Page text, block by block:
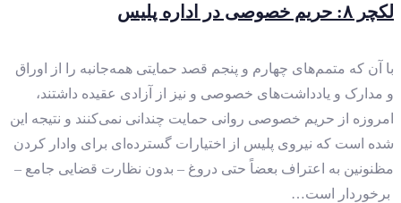
لکچر ۸: حریم خصوصی در اداره پلیس
با آن که متمم‌های چهارم و پنجم قصد حمایتی همه‌جانبه را از اوراق
و مدارک و یادداشت‌های خصوصی و نیز از آزادی عقیده داشتند،
امروزه از حریم خصوصی روانی حمایت چندانی نمی‌کنند و نتیجه این
شده است که نیروی پلیس از اختیارات گسترده‌ای برای وادار کردن
مظنونین به اعتراف بعضاً حتی دروغ – بدون نظارت قضایی جامع –
برخوردار است…